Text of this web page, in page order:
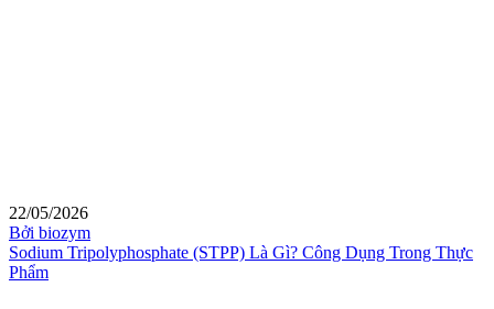
22/05/2026
Bởi biozym
Sodium Tripolyphosphate (STPP) Là Gì? Công Dụng Trong Thực
Phẩm